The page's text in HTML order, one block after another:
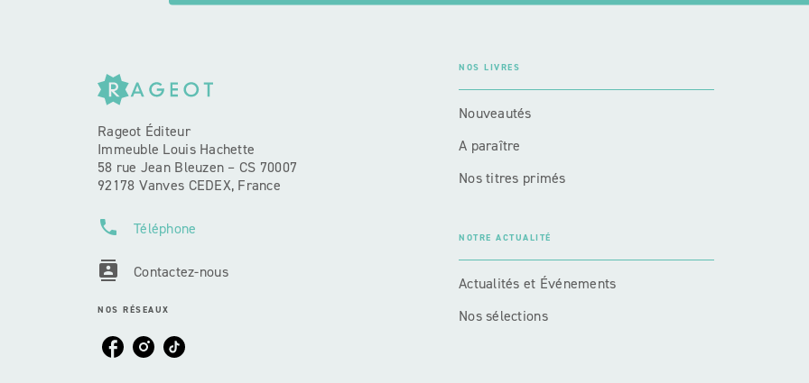
Rageot Éditeur
Immeuble Louis Hachette
58 rue Jean Bleuzen – CS 70007
92178 Vanves CEDEX, France
phone Téléphone
contacts Contactez-nous
NOS RÉSEAUX
NOS LIVRES
Nouveautés
A paraître
Nos titres primés
NOTRE ACTUALITÉ
Actualités et Événements
Nos sélections